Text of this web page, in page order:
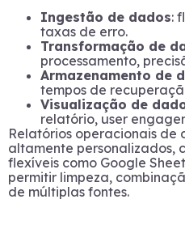
Ingestão de dados:
taxas de erro.
Transformação de
processamento,
Armazenamento de
tempos de
Visualização de
relatório, user
Relatórios operacionais de
altamente personalizados,
flexíveis como Google
permitir limpeza,
de múltiplas fontes.